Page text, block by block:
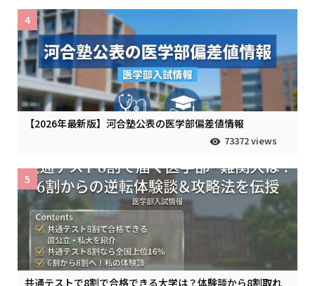
【2026年最新版】河合塾公表の医学部偏差値情報
73372 views
4
共通テストで8割で合格できる大学は？体験談から8割取れ
5